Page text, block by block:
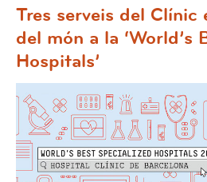
Tres serveis del
del món a la ‘World’s
Hospitals’